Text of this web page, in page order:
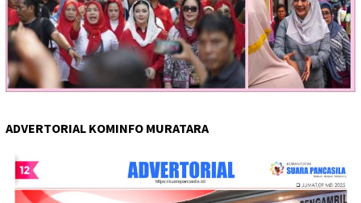
ADVERTORIAL KOMINFO MURATARA